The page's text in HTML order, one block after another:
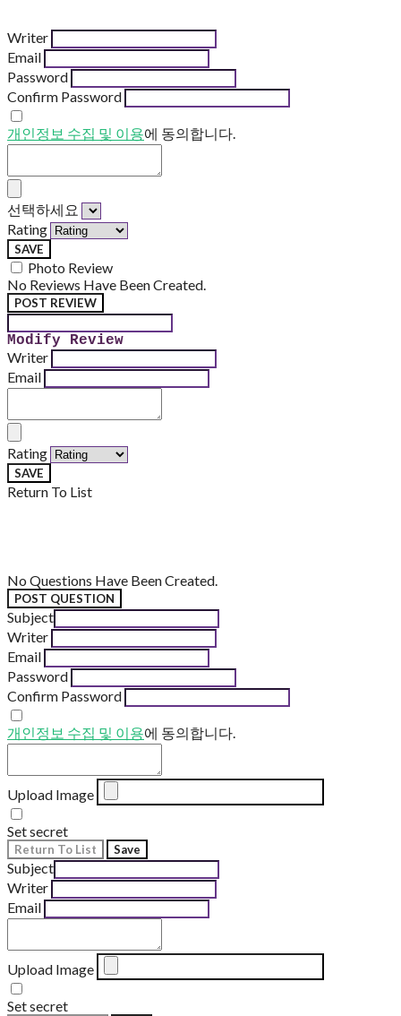
Writer
Email
Password
Confirm Password
개인정보 수집 및 이용에 동의합니다.
선택하세요
Rating
SAVE
Photo Review
No Reviews Have Been Created.
POST REVIEW
Modify Review
Writer
Email
Rating
SAVE
Return To List
No Questions Have Been Created.
POST QUESTION
Subject
Writer
Email
Password
Confirm Password
개인정보 수집 및 이용에 동의합니다.
Upload Image
Set secret
Return To List Save
Subject
Writer
Email
Upload Image
Set secret